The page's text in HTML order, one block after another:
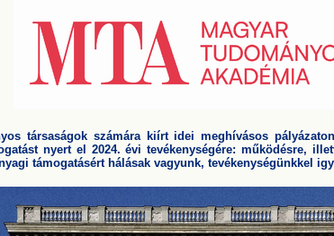
társaságok számára kiírt idei meghívásos
nyert el 2024. évi tevékenységére: működésre,
támogatásért hálásak vagyunk, tevékenységünkkel